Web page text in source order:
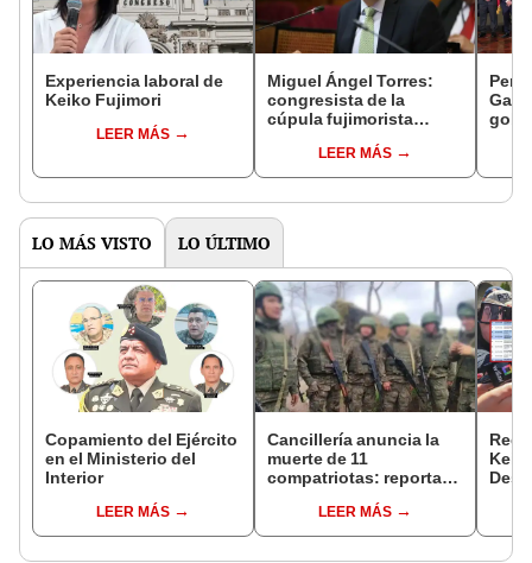
Experiencia laboral de
Keiko Fujimori
LEER MÁS
Miguel Ángel Torres:
congresista de la
cúpula fujimorista
del SenadoLEER MÁS
LO MÁS VISTO LO ÚLTIMO
Copamiento del Ejército
en el Ministerio del
Interior
LEER MÁS
Cancillería anuncia la
muerte de 11
compatriotas: reportan
capturados por Ucrania
LEER MÁS